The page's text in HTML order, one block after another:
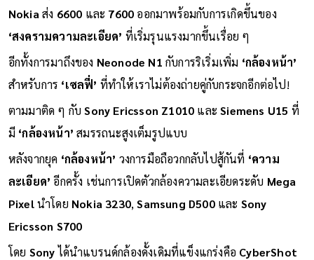
Nokia ส่ง 6600 และ 7600 ออกมาพร้อมกับการเกิดขึ้นของ
‘สงครามความละเอียด’ ที่เริ่มรุนแรงมากขึ้นเรื่อย ๆ
อีกทั้งการมาถึงของ Neonode N1 กับการริเริ่มเพิ่ม ‘กล้องหน้า’
สำหรับการ ‘เซลฟี่’ ที่ทำให้เราไม่ต้องถ่ายคู่กับกระจกอีกต่อไป!
ตามมาติด ๆ กับSony Ericsson Z1010 และSiemens U15 ที่
มี ‘กล้องหน้า’ สมรรถนะสูงเต็มรูปแบบ
หลังจากยุค ‘กล้องหน้า’ วงการมือถือวกกลับไปสู้กันที่ ‘ความ
ละเอียด’อีกครั้ง เช่นการเปิดตัวกล้องความละเอียดระดับ Mega
Pixelนำโดย Nokia 3230,Samsung D500และ Sony
Ericsson S700
โดย Sonyได้นำแบรนด์กล้องดั้งเดิมที่แข็งแกร่งคือ CyberShot